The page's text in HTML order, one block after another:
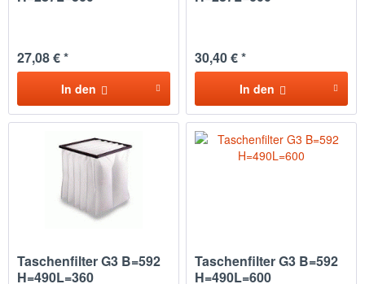
27,08 € *
In den
30,40 € *
In den
Taschenfilter G3 B=592
H=490L=360
Taschenfilter G3 B=592
H=490L=600